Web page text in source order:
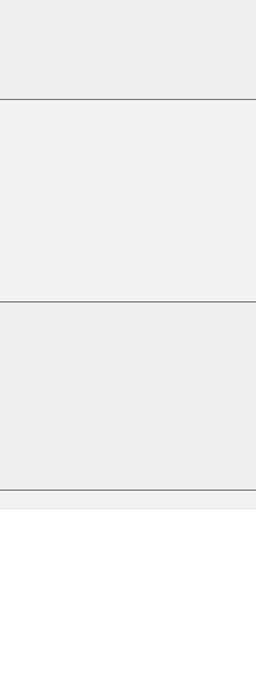
Suchen